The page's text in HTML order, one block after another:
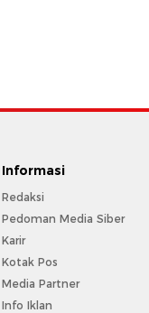
Informasi
Redaksi
Pedoman Media Siber
Karir
Kotak Pos
Media Partner
Info Iklan